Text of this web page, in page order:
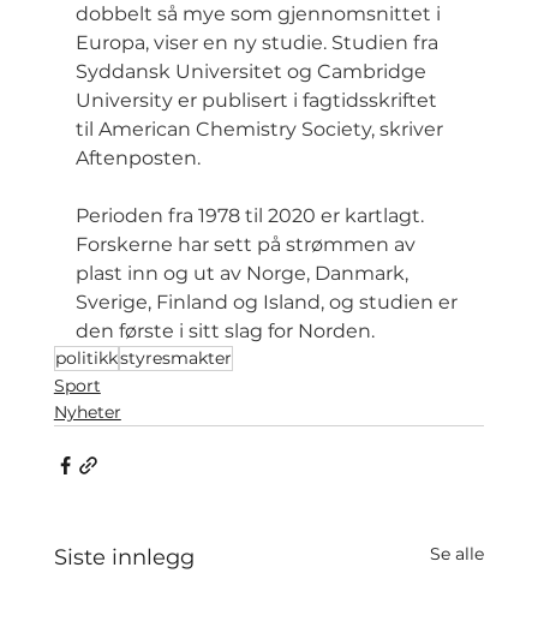
dobbelt så mye som gjennomsnittet i
Europa, viser en ny studie. Studien fra
Syddansk Universitet og Cambridge
University er publisert i fagtidsskriftet
til American Chemistry Society, skriver
Aftenposten.
Perioden fra 1978 til 2020 er kartlagt.
Forskerne har sett på strømmen av
plast inn og ut av Norge, Danmark,
Sverige, Finland og Island, og studien er
den første i sitt slag for Norden.
politikkstyresmakter
Sport
Nyheter
Siste innlegg Se alle